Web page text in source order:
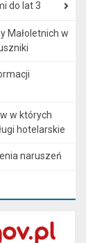
do lat 3
Małoletnich w
w których
hotelarskie
naruszeń